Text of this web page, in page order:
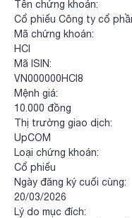
Tên chứng khoán:
Cổ phiếu Công ty cổ
Mã chứng khoán:
HCI
Mã ISIN:
VN000000HCI8
Mệnh giá:
10.000 đồng
Thị trường giao dịch:
UpCOM
Loại chứng khoán:
Cổ phiếu
Ngày đăng ký cuối cùng:
20/03/2026
Lý do mục đích: